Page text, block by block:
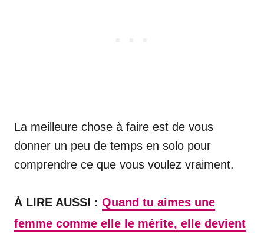
La meilleure chose à faire est de vous
donner un peu de temps en solo pour
comprendre ce que vous voulez vraiment.
À LIRE AUSSI : Quand tu aimes une
femme comme elle le mérite, elle devient